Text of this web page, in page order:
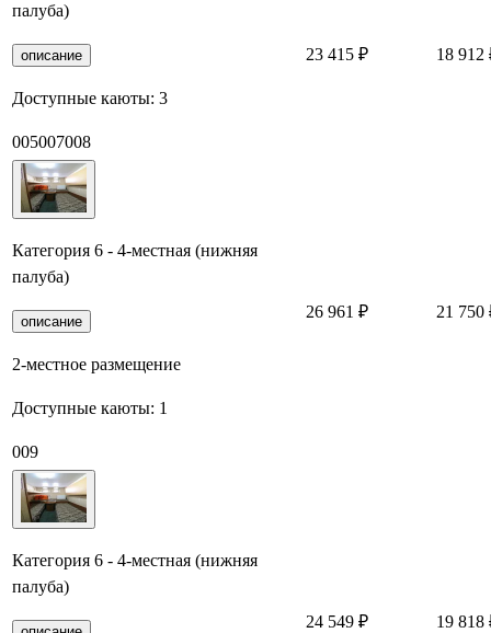
палуба)
описание
Доступные каюты: 3
005007008
23 415 ₽ 18 912
Категория 6 - 4-местная (нижняя
палуба)
описание
2-местное размещение
Доступные каюты: 1
009
26 961 ₽ 21 750
Категория 6 - 4-местная (нижняя
палуба)
24 549 ₽ 19 818